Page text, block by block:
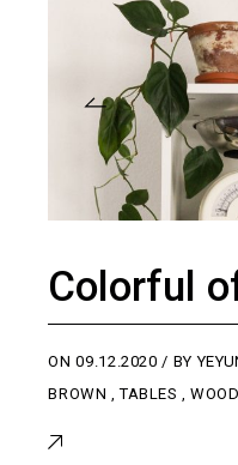
Colorful
ON09.12.2020 BY
BROWN
,TABLES ,WOOD